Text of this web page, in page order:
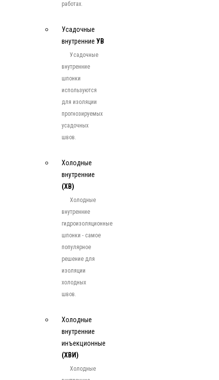
работах.
Усадочные
внутренние УВ
Усадочные
внутренние
шпонки
используются
для изоляции
прогнозируемых
усадочных
швов.
Холодные
внутренние
(ХВ)
Холодные
внутренние
гидроизоляционные
шпонки - самое
популярное
решение для
изоляции
холодных
швов.
Холодные
внутренние
инъекционные
(ХВИ)
Холодные